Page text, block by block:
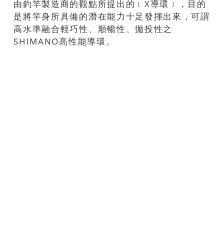
由釣竿製造商的觀點所提出的﹝X導環﹞，目的
是將竿身所具備的潛在能力十足發揮出來，可謂
高水準融合輕巧性、順暢性、拋投性之
SHIMANO高性能導環。